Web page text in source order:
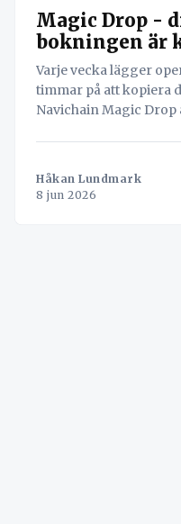
Magic Drop -
bokningen är
Varje vecka lägger
timmar på att kopiera
Navichain Magic Drop
Håkan Lundmark
8 jun 2026